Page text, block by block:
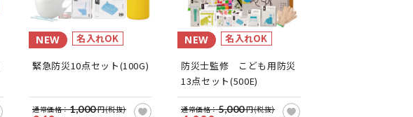
NEW 名入れOK
緊急防災10点セット(100G)
通常価格：1,000円(税抜)
NEW 名入れOK
防災士監修 こども用防災
13点セット(500E)
通常価格：5,000円(税抜)